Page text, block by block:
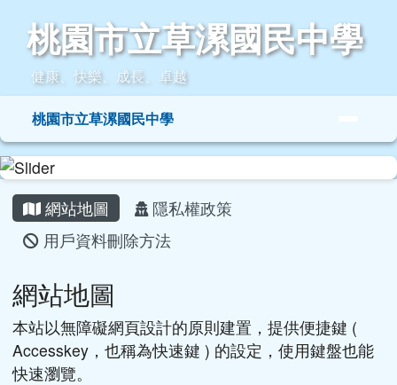
桃園市立草漯國民中學
桃園市立草漯國民中學
健康、快樂、成長、卓越
導覽列桃園市立草漯國民中學
主內容區域
網站地圖
隱私權政策
用戶資料刪除方法
網站地圖
本站以無障礙網頁設計的原則建置，提供便捷鍵 (
Accesskey，也稱為快速鍵 ) 的設定，使用鍵盤也能
快速瀏覽。
頁尾區域